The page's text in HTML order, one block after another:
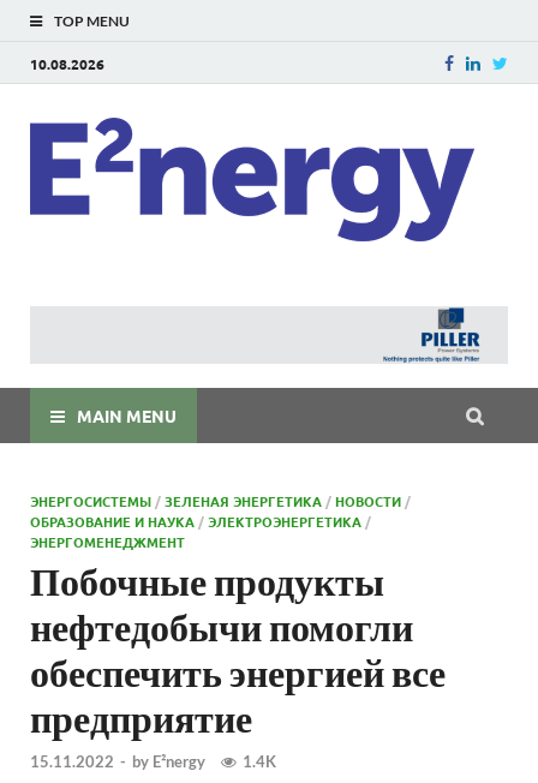
TOP MENU
10.08.2026
MAIN MENU
ЭНЕРГОСИСТЕМЫ /ЗЕЛЕНАЯ ЭНЕРГЕТИКА /НОВОСТИ /
ОБРАЗОВАНИЕ И НАУКА /ЭЛЕКТРОЭНЕРГЕТИКА /
ЭНЕРГОМЕНЕДЖМЕНТ
Побочные продукты
нефтедобычи помогли
обеспечить энергией все
предприятие
15.11.2022 - by E²nergy 1.4K